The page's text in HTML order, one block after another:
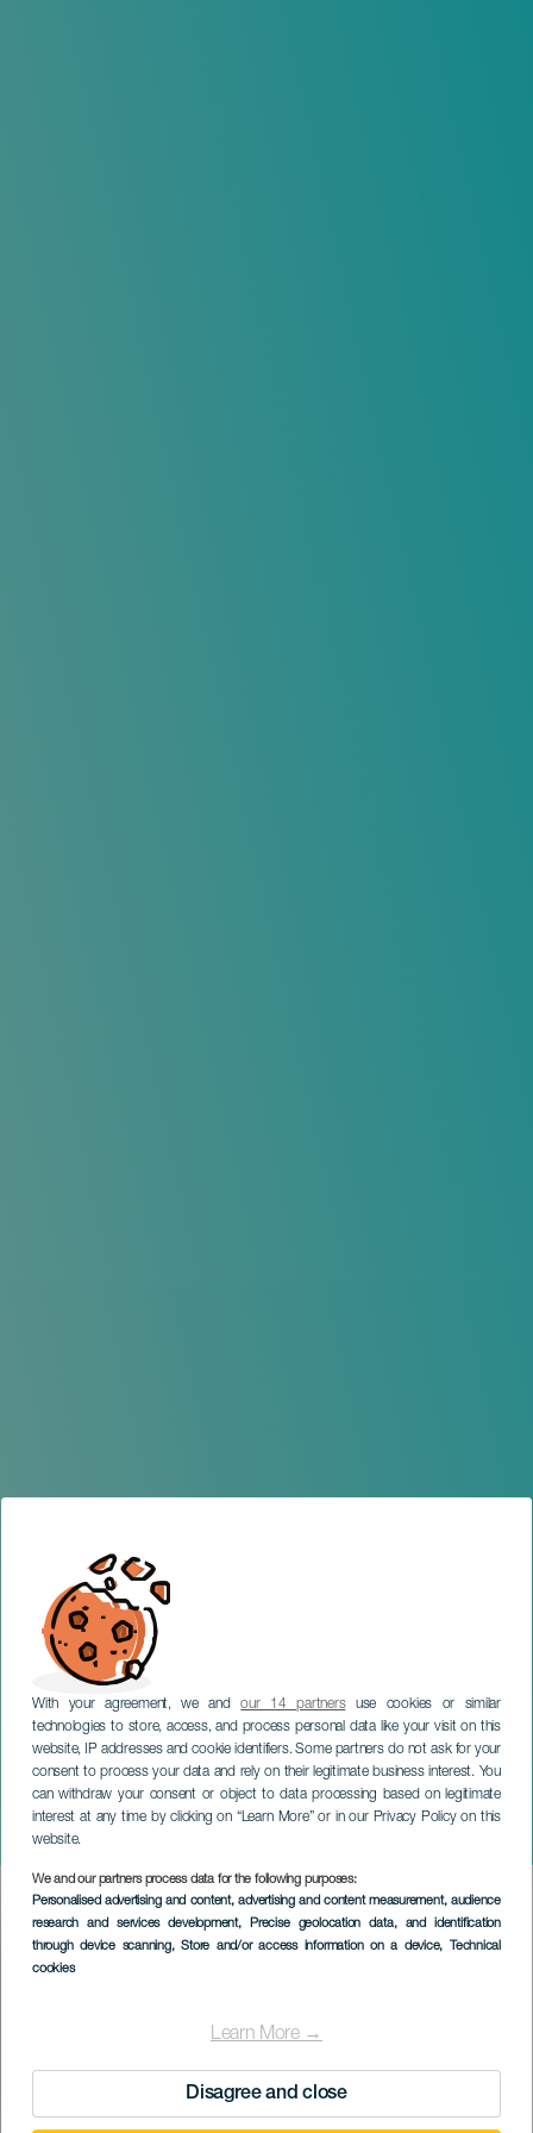
With your agreement, we andour 14 partnersuse cookies or similar
technologies to store, access, and process personal data like your visit on this
website, IP addresses and cookie identifiers. Some partners do not ask for your
consent to process your data and rely on their legitimate business interest. You
can withdraw your consent or object to data processing based on legitimate
interest at any time by clicking on “Learn More” or in our Privacy Policy on this
website.
We and our partners process data for the following purposes:
Personalised advertising and content, advertising and content measurement, audience
research and services development, Precise geolocation data, and identification
through device scanning, Store and/or access information on a device, Technical
cookies
Learn More →
Disagree and close
Leoni Torres in concerto
TENERIFE
Imagen
Listado